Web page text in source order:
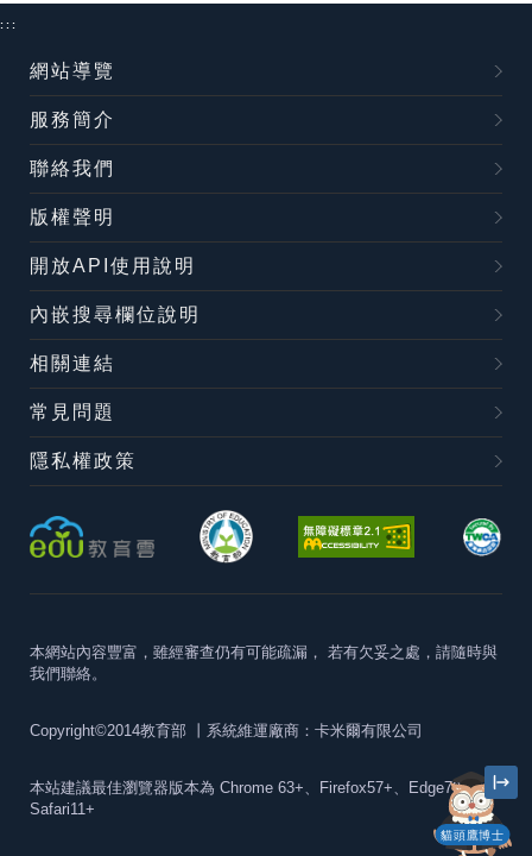
貓頭鷹博士
:::
網站導覽
服務簡介
聯絡我們
版權聲明
開放API使用說明
內嵌搜尋欄位說明
相關連結
常見問題
隱私權政策
本網站內容豐富，雖經審查仍有可能疏漏， 若有欠妥之處，請隨時與
我們聯絡。
Copyright©2014教育部 丨系統維運廠商：卡米爾有限公司
本站建議最佳瀏覽器版本為 Chrome 63+、Firefox57+、Edge79+及
Safari11+